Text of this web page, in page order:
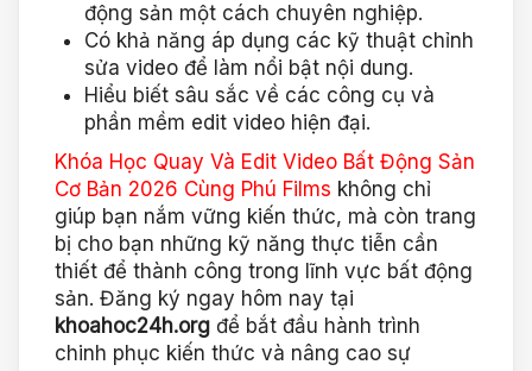
động sản một cách chuyên nghiệp.
Có khả năng áp dụng các kỹ thuật chỉnh
sửa video để làm nổi bật nội dung.
Hiểu biết sâu sắc về các công cụ và
phần mềm edit video hiện đại.
Khóa Học Quay Và Edit Video Bất Động Sản
Cơ Bản 2026 Cùng Phú Films không chỉ
giúp bạn nắm vững kiến thức, mà còn trang
bị cho bạn những kỹ năng thực tiễn cần
thiết để thành công trong lĩnh vực bất động
sản. Đăng ký ngay hôm nay tại
khoahoc24h.org để bắt đầu hành trình
chinh phục kiến thức và nâng cao sự